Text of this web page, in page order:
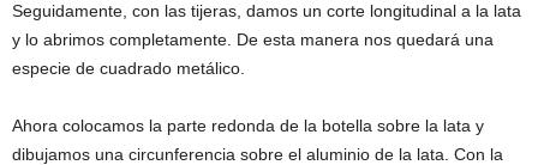
Seguidamente, con las tijeras, damos un corte longitudinal a la lata
y lo abrimos completamente. De esta manera nos quedará una
especie de cuadrado metálico.
Ahora colocamos la parte redonda de la botella sobre la lata y
dibujamos una circunferencia sobre el aluminio de la lata. Con la